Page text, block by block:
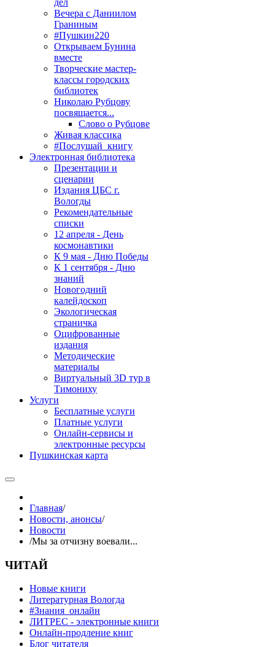
дел
Вечера с Даниилом
Граниным
#Пушкин220
Открываем Бунина
вместе
Творческие мастер-
классы городских
библиотек
Николаю Рубцову
посвящается...
Слово о Рубцове
Живая классика
#Послушай_книгу
Электронная библиотека
Презентации и
сценарии
Издания ЦБС г.
Вологды
Рекомендательные
списки
12 апреля - День
космонавтики
К 9 мая - Дню Победы
К 1 сентября - Дню
знаний
Новогодний
калейдоскоп
Экологическая
страничка
Оцифрованные
издания
Методические
материалы
Виртуальный 3D тур в
Тимониху
Услуги
Бесплатные услуги
Платные услуги
Онлайн-сервисы и
электронные ресурсы
Пушкинская карта
Главная/
Новости, анонсы/
Новости
/Мы за отчизну воевали...
ЧИТАЙ
Новые книги
Литературная Вологда
#Знания_онлайн
ЛИТРЕС - электронные книги
Онлайн-продление книг
Блог читателя